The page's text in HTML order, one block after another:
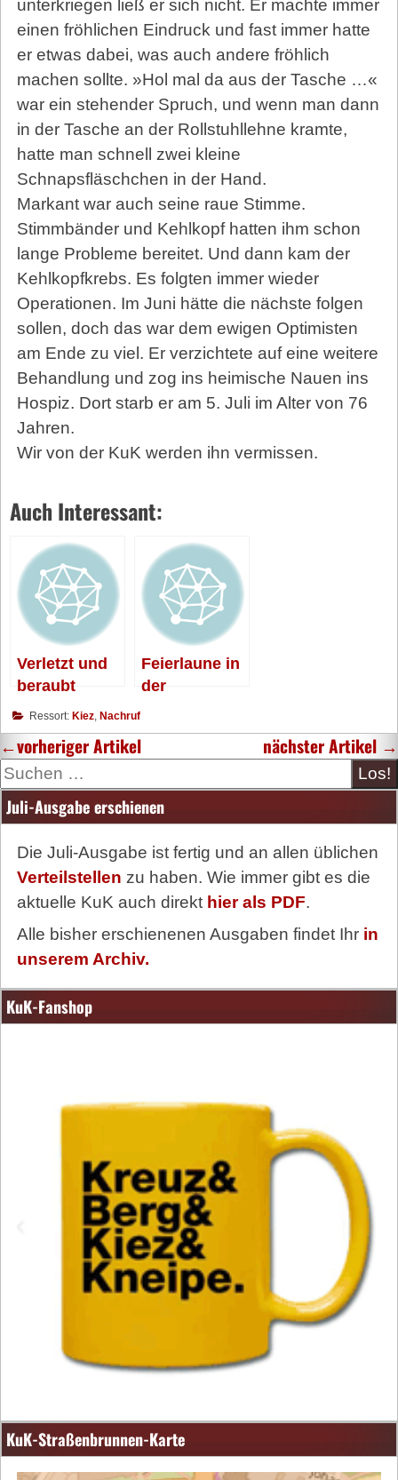
unterkriegen ließ er sich nicht. Er machte immer
einen fröhlichen Eindruck und fast immer hatte
er etwas dabei, was auch andere fröhlich
machen sollte. »Hol mal da aus der Tasche …«
war ein stehender Spruch, und wenn man dann
in der Tasche an der Rollstuhllehne kram­te,
hatte man schnell zwei kleine
Schnapsfläschchen in der Hand.
Markant war auch seine raue Stimme.
Stimmbänder und Kehlkopf hatten ihm schon
lange Probleme bereitet. Und dann kam der
Kehlkopfkrebs. Es folgten immer wieder
Operationen. Im Juni hätte die nächste folgen
sollen, doch das war dem ewigen Optimisten
am Ende zu viel. Er verzichtete auf eine weitere
Behandlung und zog ins heimische Nauen ins
Hospiz. Dort starb er am 5. Juli im Alter von 76
Jahren.
Wir von der KuK werden ihn vermissen.
Auch Interessant:
Verletzt und
beraubt
Feierlaune in
der
Ressort: Kiez, Nachruf
←vorheriger Artikel nächster Artikel →
Suche
Juli-Ausgabe erschienen
Die Juli-Ausgabe ist fertig und an allen üblichen
Verteilstellen zu haben. Wie immer gibt es die
aktuelle KuK auch direkt hier als PDF.
Alle bisher erschienenen Ausgaben findet Ihr in
unserem Archiv.
KuK-Fanshop
KuK-Straßenbrunnen-Karte